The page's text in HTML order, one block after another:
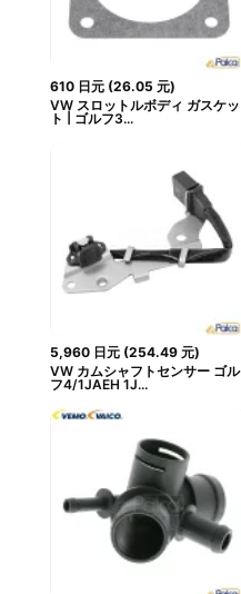
610 日元(26.05 元)
VW スロットルボディ ガスケッ
ト | ゴルフ3...
5,960 日元(254.49 元)
VW カムシャフトセンサー ゴル
フ4/1JAEH 1J...